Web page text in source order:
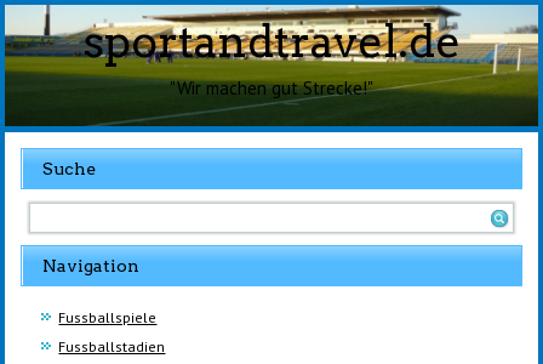
sportandtravel.de
"Wir machen gut Strecke!"
Suche
Navigation
Fussballspiele
Fussballstadien